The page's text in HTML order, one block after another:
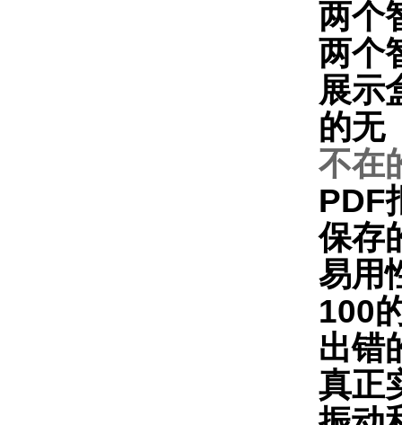
两个
两个
展示
的无
不在
PDF
保存
易用
100
出错
真正